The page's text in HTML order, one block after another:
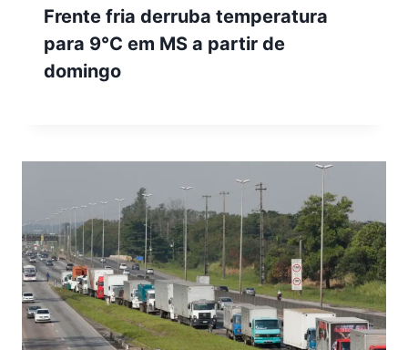
Frente fria derruba temperatura
para 9°C em MS a partir de
domingo